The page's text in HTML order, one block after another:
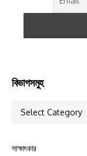
বিভাগসমুহ
সাক্ষাৎকার